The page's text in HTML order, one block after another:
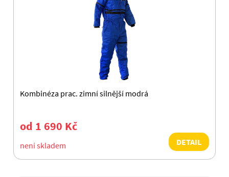
Kombinéza prac. zimní silnější modrá
od 1 690 Kč
není skladem DETAIL